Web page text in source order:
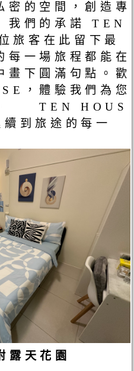
密的空間，創造專
們的承諾 TEN
旅客在此留下最
每一場旅程都能在
畫下圓滿句點。歡
，體驗我們為您
！ TEN HOUS
到旅途的每一
露天花園